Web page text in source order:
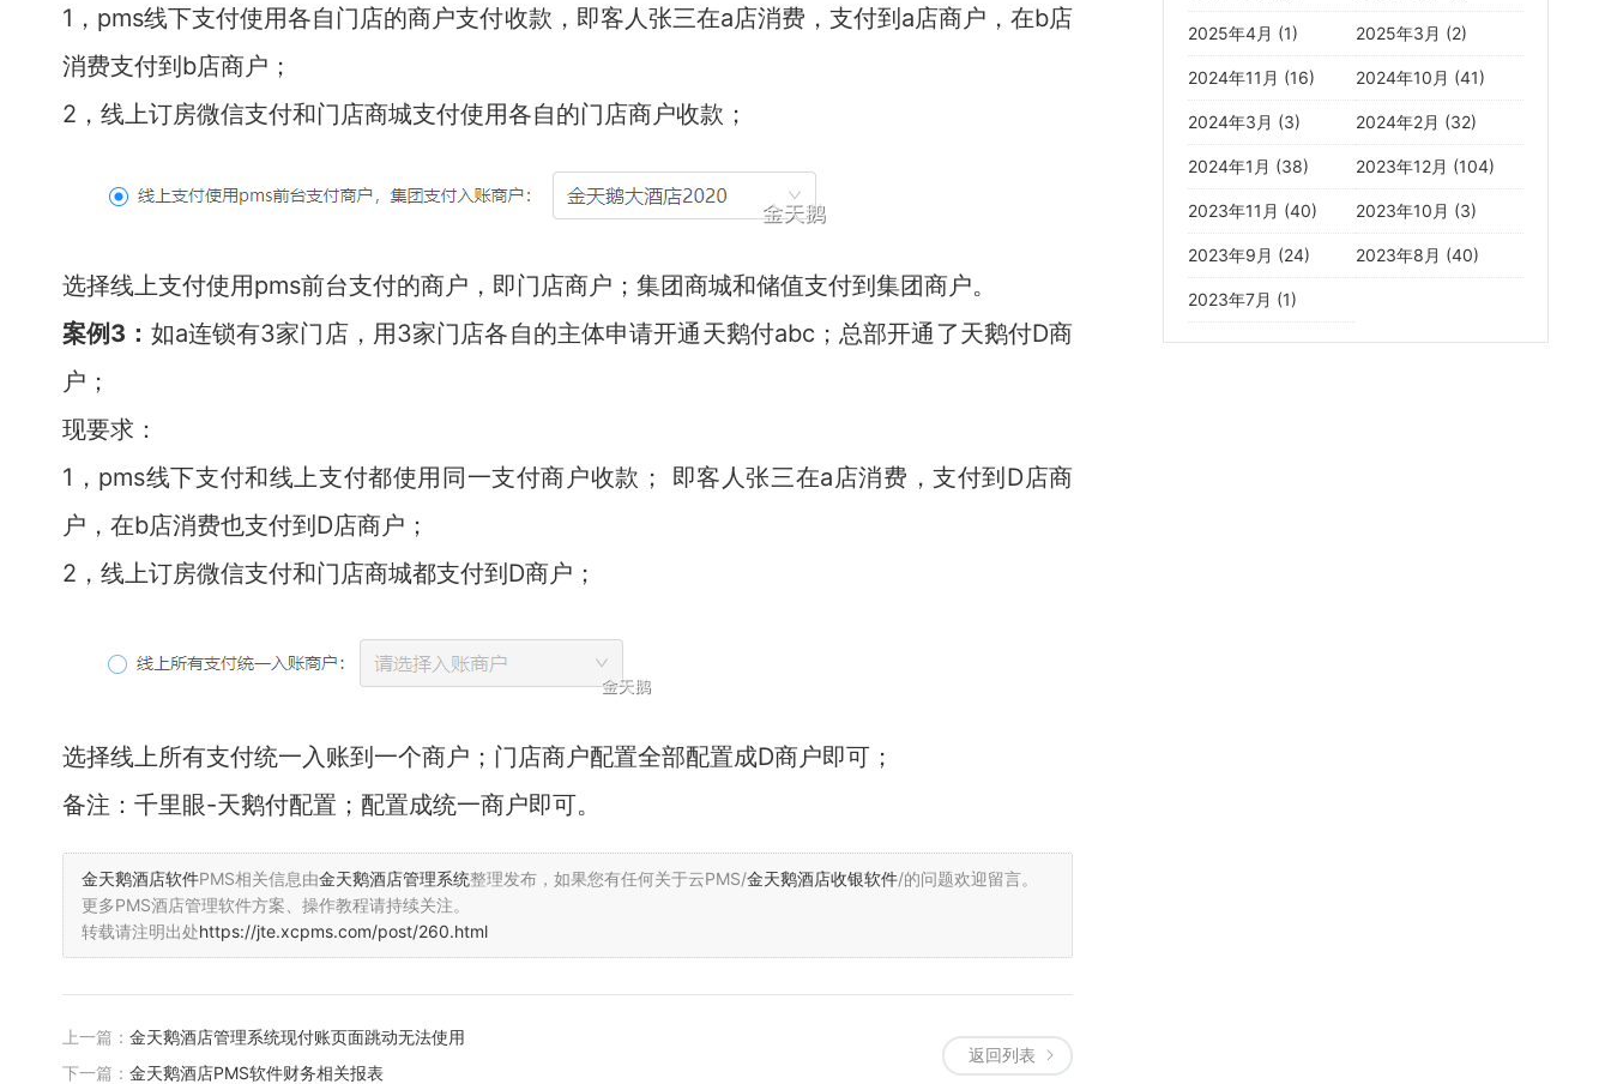
1，pms线下支付使用各自门店的商户支付收款，即客人张三在a店消费，支付到a店商户，在b店
消费支付到b店商户；
2，线上订房微信支付和门店商城支付使用各自的门店商户收款；
选择线上支付使用pms前台支付的商户，即门店商户；集团商城和储值支付到集团商户。
案例3： 如a连锁有3家门店，用3家门店各自的主体申请开通天鹅付abc；总部开通了天鹅付D商
户；
现要求：
1，pms线下支付和线上支付都使用同一支付商户收款； 即客人张三在a店消费，支付到D店商
户，在b店消费也支付到D店商户；
2，线上订房微信支付和门店商城都支付到D商户；
选择线上所有支付统一入账到一个商户；门店商户配置全部配置成D商户即可；
备注：千里眼-天鹅付配置；配置成统一商户即可。
金天鹅酒店软件PMS相关信息由金天鹅酒店管理系统整理发布， 如果您有任何关于云PMS/金天鹅酒店收银软件/的问题欢迎留言。
更多PMS酒店管理软件方案、操作教程请持续关注。
转载请注明出处https://jte.xcpms.com/post/260.html
返回列表
上一篇： 金天鹅酒店管理系统现付账页面跳动无法使用
下一篇： 金天鹅酒店PMS软件财务相关报表
2025年4月 (1) 2025年3月 (2)
2024年11月 (16) 2024年10月 (41)
2024年3月 (3) 2024年2月 (32)
2024年1月 (38) 2023年12月 (104)
2023年11月 (40) 2023年10月 (3)
2023年9月 (24) 2023年8月 (40)
2023年7月 (1)